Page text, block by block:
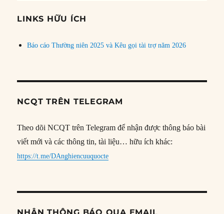
đề
LINKS HỮU ÍCH
Báo cáo Thường niên 2025 và Kêu gọi tài trợ năm 2026
NCQT TRÊN TELEGRAM
Theo dõi NCQT trên Telegram để nhận được thông báo bài
viết mới và các thông tin, tài liệu… hữu ích khác:
https://t.me/DAnghiencuuquocte